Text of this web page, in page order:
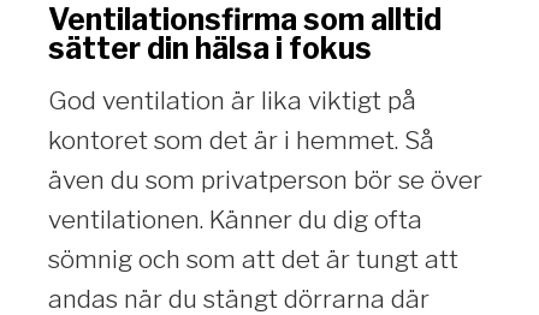
Ventilationsfirma som alltid
sätter din hälsa i fokus
God ventilation är lika viktigt på
kontoret som det är i hemmet. Så
även du som privatperson bör se över
ventilationen. Känner du dig ofta
sömnig och som att det är tungt att
andas när du stängt dörrarna där